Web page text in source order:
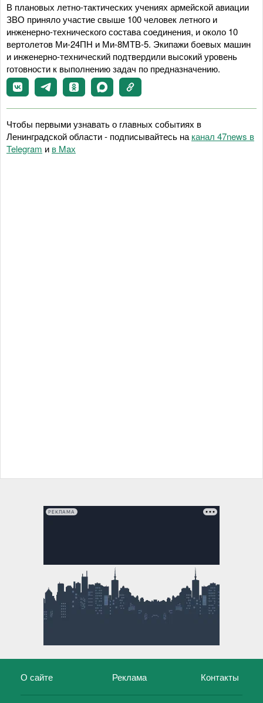
В плановых летно-тактических учениях армейской авиации
ЗВО приняло участие свыше 100 человек летного и
инженерно-технического состава соединения, и около 10
вертолетов Ми-24ПН и Ми-8МТВ-5. Экипажи боевых машин
и инженерно-технический подтвердили высокий уровень
готовности к выполнению задач по предназначению.
Чтобы первыми узнавать о главных событиях в
Ленинградской области - подписывайтесь на канал 47news в
Telegram и в Maх
РЕКЛАМА
О сайте Реклама Контакты